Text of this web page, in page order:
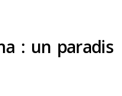
: un paradis